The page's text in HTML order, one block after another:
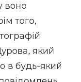
воно
того,
який
в будь-який